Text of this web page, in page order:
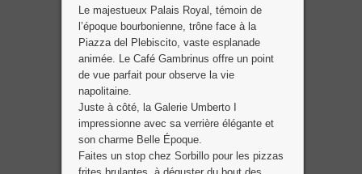
Le majestueux Palais Royal, témoin de
l’époque bourbonienne, trône face à la
Piazza del Plebiscito, vaste esplanade
animée. Le Café Gambrinus offre un point
de vue parfait pour observe la vie
napolitaine.
Juste à côté, la Galerie Umberto I
impressionne avec sa verrière élégante et
son charme Belle Époque.
Faites un stop chez Sorbillo pour les pizzas